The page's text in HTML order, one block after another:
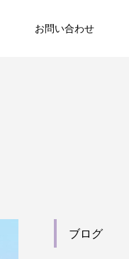
お問い合わせ
ブログ